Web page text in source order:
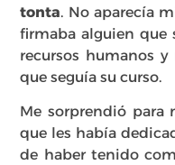
tonta. No aparecía
firmaba alguien que
recursos humanos
que seguía su curso.
Me sorprendió para
que les había
de haber tenido